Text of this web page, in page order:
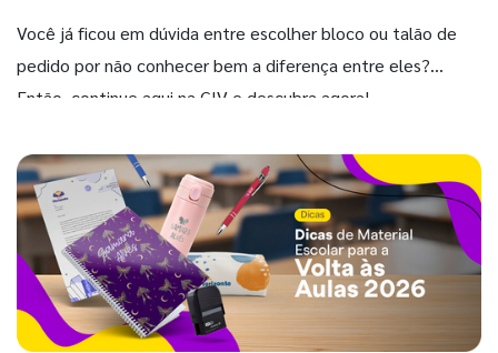
Você já ficou em dúvida entre escolher bloco ou talão de
pedido por não conhecer bem a diferença entre eles?
Então, continue aqui na GIV e descubra agora!